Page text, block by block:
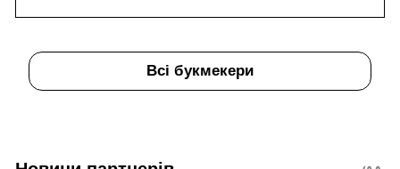
Всі букмекери